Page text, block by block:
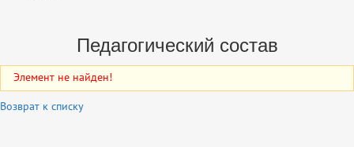
Педагогический состав
Элемент не найден!
Возврат к списку